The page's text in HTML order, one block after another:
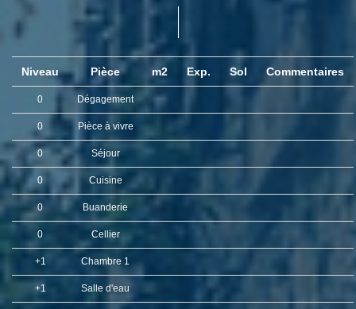
Niveau Pièce m2 Exp. Sol Commentaires
0 Dégagement
0 Pièce à vivre
0 Séjour
0 Cuisine
0 Buanderie
0 Cellier
+1 Chambre 1
+1 Salle d'eau